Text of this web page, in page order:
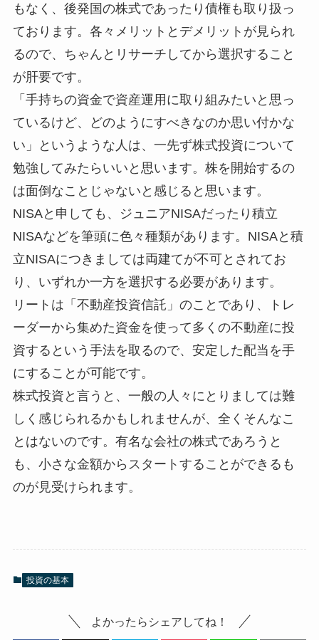
もなく、後発国の株式であったり債権も取り扱っ
ております。各々メリットとデメリットが見られ
るので、ちゃんとリサーチしてから選択すること
が肝要です。
「手持ちの資金で資産運用に取り組みたいと思っ
ているけど、どのようにすべきなのか思い付かな
い」というような人は、一先ず株式投資について
勉強してみたらいいと思います。株を開始するの
は面倒なことじゃないと感じると思います。
NISAと申しても、ジュニアNISAだったり積立
NISAなどを筆頭に色々種類があります。NISAと積
立NISAにつきましては両建てが不可とされてお
り、いずれか一方を選択する必要があります。
リートは「不動産投資信託」のことであり、トレ
ーダーから集めた資金を使って多くの不動産に投
資するという手法を取るので、安定した配当を手
にすることが可能です。
株式投資と言うと、一般の人々にとりましては難
しく感じられるかもしれませんが、全くそんなこ
とはないのです。有名な会社の株式であろうと
も、小さな金額からスタートすることができるも
のが見受けられます。
投資の基本
よかったらシェアしてね！